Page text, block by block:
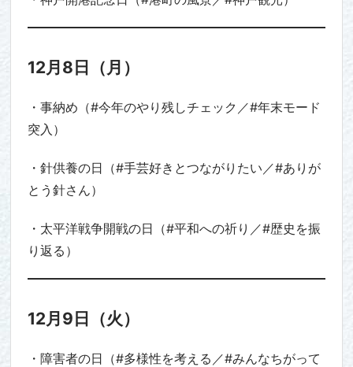
12月8日（月）
・事納め（#今年のやり残しチェック／#年末モード
突入）
・針供養の日（#手芸好きとつながりたい／#ありが
とう針さん）
・太平洋戦争開戦の日（#平和への祈り／#歴史を振
り返る）
12月9日（火）
・障害者の日（#多様性を考える／#みんなちがって